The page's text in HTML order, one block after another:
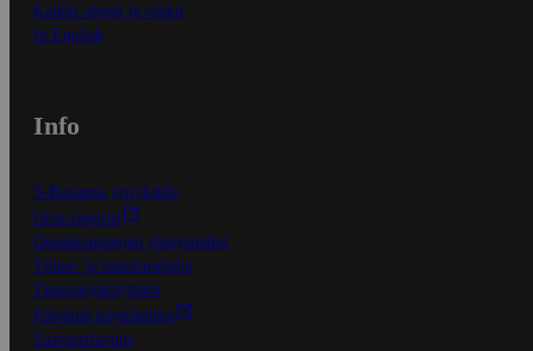
Kaikki ohjeet ja vinkit
In English
Info
S-Business yrityksille
Oiva-raportit
Osuuskauppojen yhteystiedot
Tilaus- ja toimitusehdot
Tietosuojakäytäntö
Palvelun käyttöehdot
Saavutettavuus